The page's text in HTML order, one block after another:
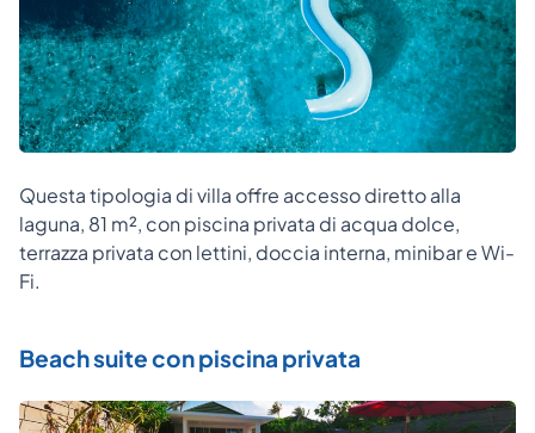
Questa tipologia di villa offre accesso diretto alla
laguna, 81 m², con piscina privata di acqua dolce,
terrazza privata con lettini, doccia interna, minibar e Wi-
Fi.
Beach suite con piscina privata